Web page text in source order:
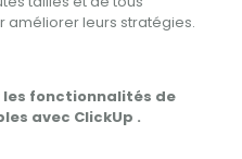
améliorer leurs stratégies.
les fonctionnalités de
avec ClickUp .